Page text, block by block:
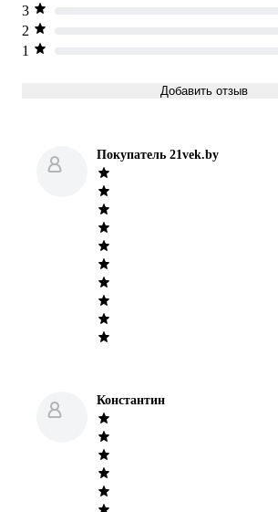
3
2
1
Добавить отзыв
Покупатель 21vek.by
Константин